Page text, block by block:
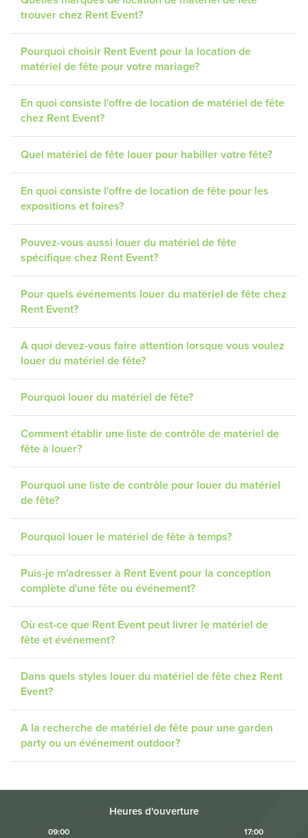
trouver chez Rent Event?
Pourquoi choisir Rent Event pour la location de
matériel de fête pour votre mariage?
En quoi consiste l'offre de location de matériel de fête
chez Rent Event?
Quel matériel de fête louer pour habiller votre fête?
En quoi consiste l'offre de location de fête pour les
expositions et foires?
Pouvez-vous aussi louer du matériel de fête
spécifique chez Rent Event?
Pour quels événements louer du matériel de fête chez
Rent Event?
A quoi devez-vous faire attention lorsque vous voulez
louer du matériel de fête?
Pourquoi louer du matériel de fête?
Comment établir une liste de contrôle de matériel de
fête à louer?
Pourquoi une liste de contrôle pour louer du matériel
de fête?
Pourquoi louer le matériel de fête à temps?
Puis-je m'adresser à Rent Event pour la conception
complète d'une fête ou événement?
Où est-ce que Rent Event peut livrer le matériel de
fête et événement?
Dans quels styles louer du matériel de fête chez Rent
Event?
A la recherche de matériel de fête pour une garden
party ou un événement outdoor?
Heures d'ouverture
09:00 17:00